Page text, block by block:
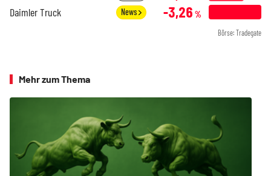
Daimler Truck News -3,26 %
Börse: Tradegate
Mehr zum Thema